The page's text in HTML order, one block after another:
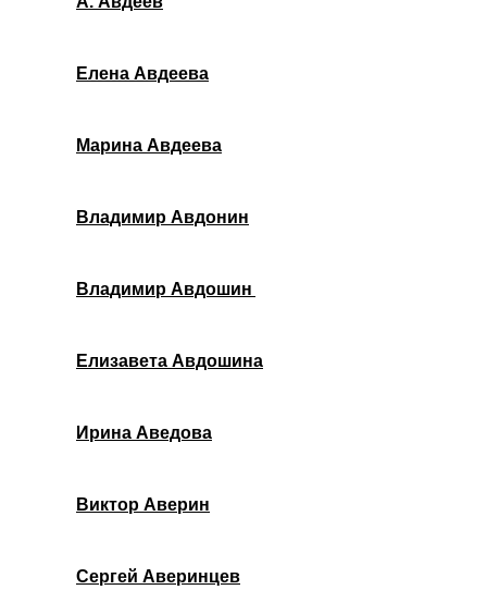
Елена Авдеева
Марина Авдеева
Владимир Авдонин
Владимир Авдошин
Елизавета Авдошина
Ирина Аведова
Виктор Аверин
Сергей Аверинцев